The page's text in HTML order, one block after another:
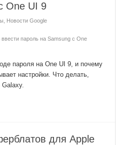
One UI 9
Новости Google
пароль на Samsung с One
пароля на One UI 9, и почему
настройки. Что делать,
для Apple